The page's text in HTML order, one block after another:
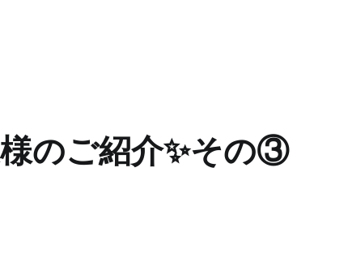
のご紹介✨その③